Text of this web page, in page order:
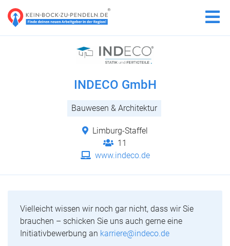
INDECO GmbH
Bauwesen & Architektur
Limburg-Staffel
11
www.indeco.de
Vielleicht wissen wir noch gar nicht, dass wir Sie
brauchen – schicken Sie uns auch gerne eine
Initiativbewerbung an karriere@indeco.de